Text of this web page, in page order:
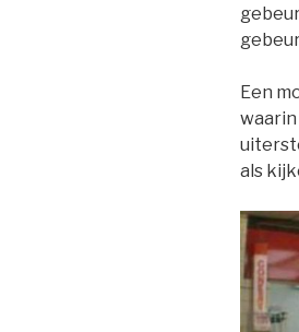
Een
als